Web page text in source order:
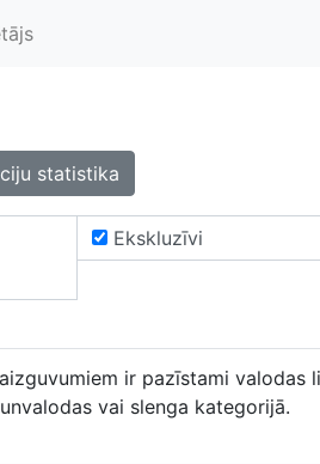
statistika
Ekskluzīvi
ir pazīstami valodas
vai slenga kategorijā.